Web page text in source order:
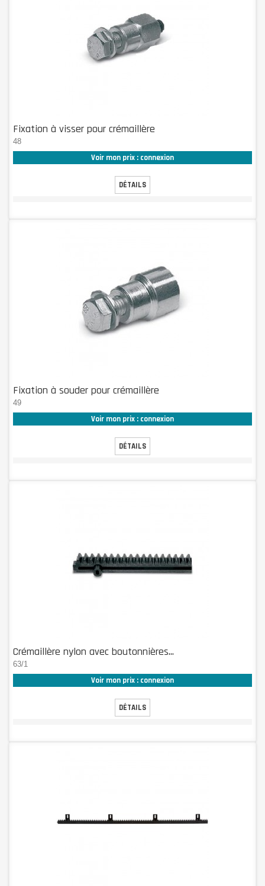
Fixation à visser pour crémaillère
48
Voir mon prix : connexion
DÉTAILS
Fixation à souder pour crémaillère
49
Voir mon prix : connexion
DÉTAILS
Crémaillère nylon avec boutonnières...
63/1
Voir mon prix : connexion
DÉTAILS